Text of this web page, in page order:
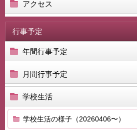
アクセス
行事予定
年間行事予定
月間行事予定
学校生活
学校生活の様子（20260406〜）